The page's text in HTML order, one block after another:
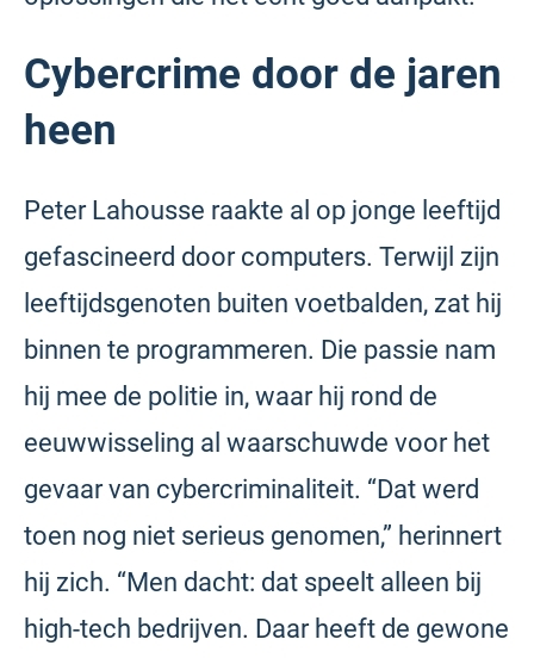
Cybercrime door de jaren
heen
Peter Lahousse raakte al op jonge leeftijd
gefascineerd door computers. Terwijl zijn
leeftijdsgenoten buiten voetbalden, zat hij
binnen te programmeren. Die passie nam
hij mee de politie in, waar hij rond de
eeuwwisseling al waarschuwde voor het
gevaar van cybercriminaliteit. “Dat werd
toen nog niet serieus genomen,” herinnert
hij zich. “Men dacht: dat speelt alleen bij
high-tech bedrijven. Daar heeft de gewone